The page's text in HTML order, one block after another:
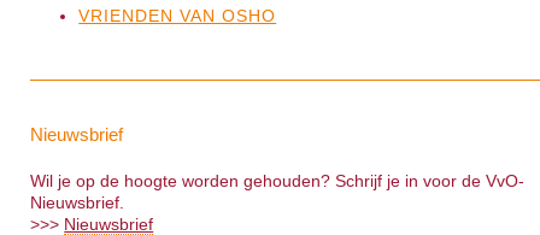
VRIENDEN VAN OSHO
Nieuwsbrief
Wil je op de hoogte worden gehouden? Schrijf je in voor de VvO-
Nieuwsbrief.
>>> Nieuwsbrief